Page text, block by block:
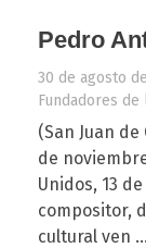
Pedro
30 de agosto
Fundadores de
(San Juan
de
Unidos, 13
compositor,
cultural ven ...